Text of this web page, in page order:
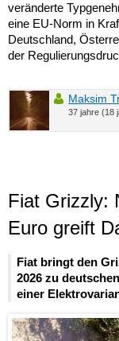
veränderte
eine EU-Norm in
Deutschland,
der
Maksim
37 jahre (18
Fiat Grizzly:
Euro greift
Fiat bringt den
2026 zu
einer